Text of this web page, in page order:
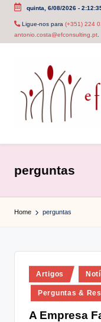
Skip
quinta, 6/08/2026-
Ligue-nos para (+351) 224
antonio.costa@efconsulting.pt.
c
o
n
u
perguntas
Home perguntas
Posted
in
Artigos
Perguntas &
A Empresa